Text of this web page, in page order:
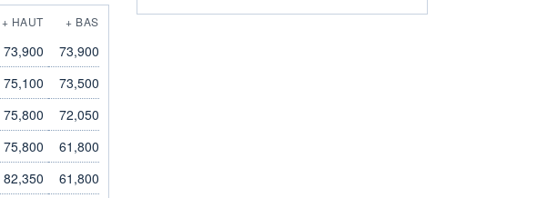
+ HAUT + BAS
73,900
73,900
75,100
73,500
75,800
72,050
75,800
61,800
82,350
61,800